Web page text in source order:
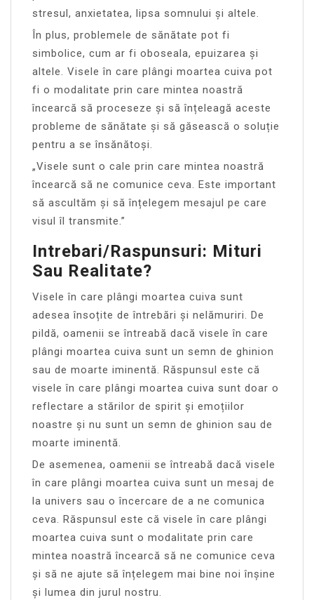
stresul, anxietatea, lipsa somnului și altele.
În plus, problemele de sănătate pot fi
simbolice, cum ar fi oboseala, epuizarea și
altele. Visele în care plângi moartea cuiva pot
fi o modalitate prin care mintea noastră
încearcă să proceseze și să înțeleagă aceste
probleme de sănătate și să găsească o soluție
pentru a se însănătoși.
„Visele sunt o cale prin care mintea noastră
încearcă să ne comunice ceva. Este important
să ascultăm și să înțelegem mesajul pe care
visul îl transmite.”
Intrebari/Raspunsuri: Mituri
Sau Realitate?
Visele în care plângi moartea cuiva sunt
adesea însoțite de întrebări și nelămuriri. De
pildă, oamenii se întreabă dacă visele în care
plângi moartea cuiva sunt un semn de ghinion
sau de moarte iminentă. Răspunsul este că
visele în care plângi moartea cuiva sunt doar o
reflectare a stărilor de spirit și emoțiilor
noastre și nu sunt un semn de ghinion sau de
moarte iminentă.
De asemenea, oamenii se întreabă dacă visele
în care plângi moartea cuiva sunt un mesaj de
la univers sau o încercare de a ne comunica
ceva. Răspunsul este că visele în care plângi
moartea cuiva sunt o modalitate prin care
mintea noastră încearcă să ne comunice ceva
și să ne ajute să înțelegem mai bine noi înșine
și lumea din jurul nostru.